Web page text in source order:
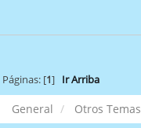
Páginas: [1] Ir Arriba
General Otros Temas